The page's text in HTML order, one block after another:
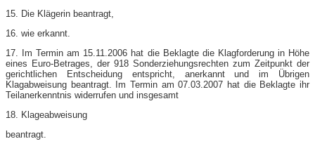
15. Die Klägerin beantragt,
16. wie erkannt.
17. Im Termin am 15.11.2006 hat die Beklagte die Klagforderung in Höhe
eines Euro-Betrages, der 918 Sonderziehungsrechten zum Zeitpunkt der
gerichtlichen Entscheidung entspricht, anerkannt und im Übrigen
Klagabweisung beantragt. Im Termin am 07.03.2007 hat die Beklagte ihr
Teilanerkenntnis widerrufen und insgesamt
18. Klageabweisung
beantragt.